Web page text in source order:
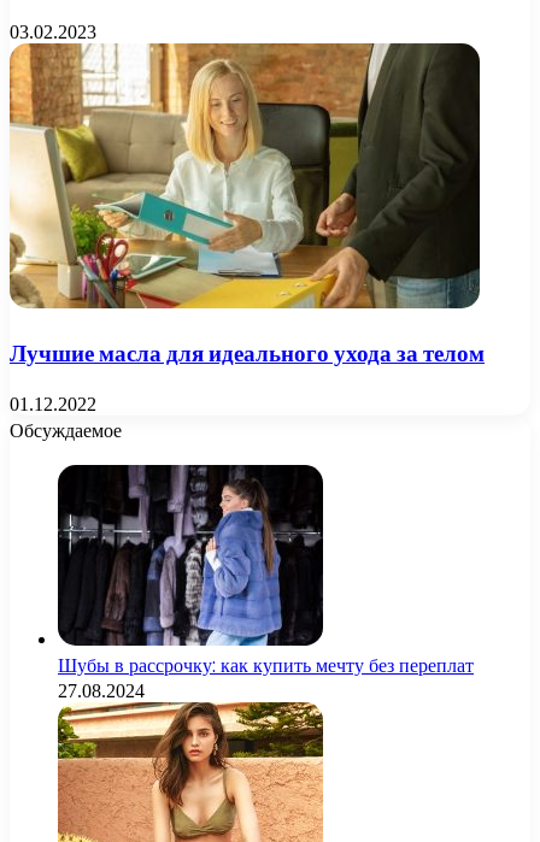
03.02.2023
Лучшие масла для идеального ухода за телом
01.12.2022
Обсуждаемое
Шубы в рассрочку: как купить мечту без переплат
27.08.2024